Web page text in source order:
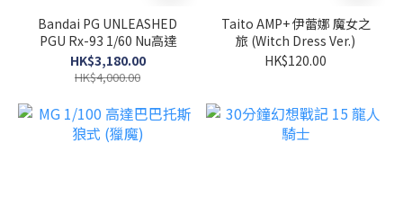
Bandai PG UNLEASHED
PGU Rx-93 1/60 Nu高達
HK$3,180.00
HK$4,000.00
Taito AMP+ 伊蕾娜 魔女之
旅 (Witch Dress Ver.)
HK$120.00